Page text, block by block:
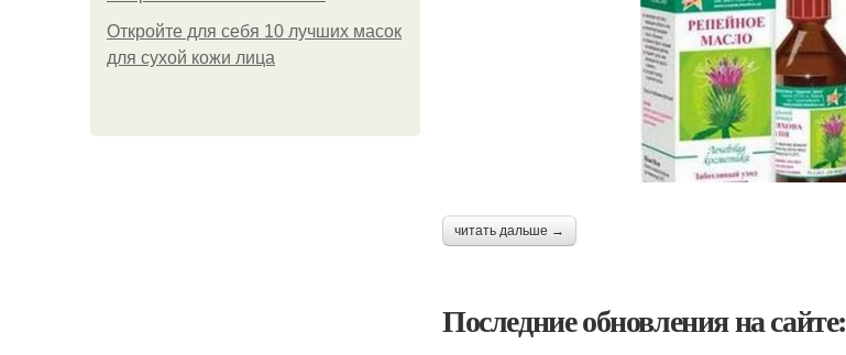
Откройте для себя 10 лучших масок
для сухой кожи лица
читать дальше →
Последние обновления на сайте: